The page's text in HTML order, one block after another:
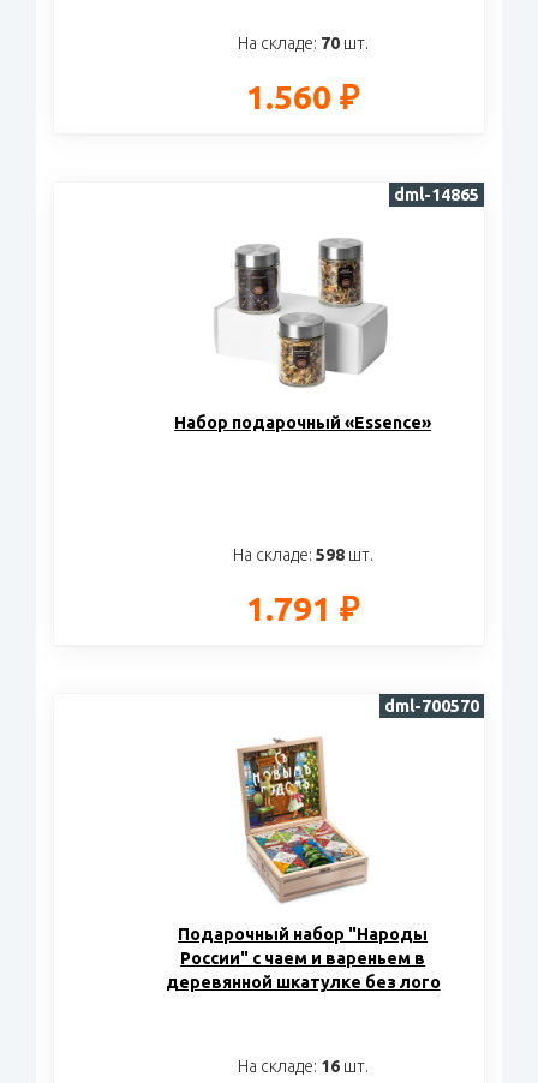
На складе: 70шт.
1.560 ₽
Набор подарочный «Essence»
На складе: 598шт.
1.791 ₽
dml-14865
Подарочный набор "Народы
России" с чаем и вареньем в
деревянной шкатулке без лого
На складе: 16шт.
dml-700570